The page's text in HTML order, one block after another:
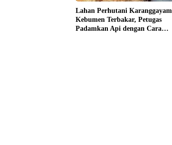
Lahan Perhutani Karanggayam
Kebumen Terbakar, Petugas
Padamkan Api dengan Cara